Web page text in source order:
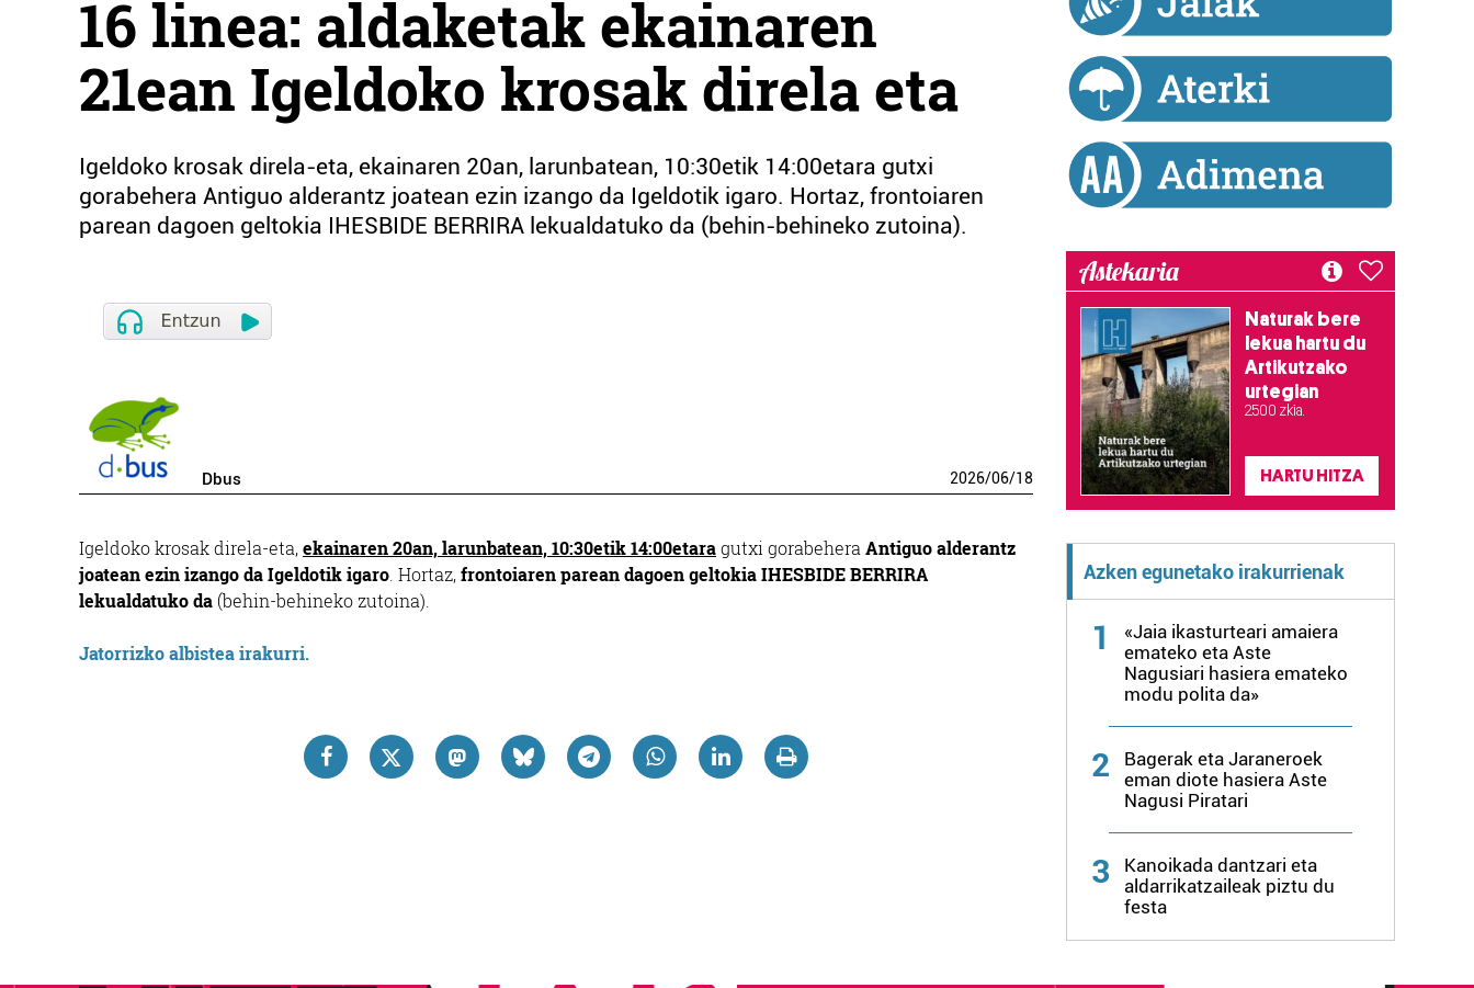
16 linea: aldaketak ekainaren
21ean Igeldoko krosak direla eta
Igeldoko krosak direla-eta, ekainaren 20an, larunbatean, 10:30etik 14:00etara gutxi
gorabehera Antiguo alderantz joatean ezin izango da Igeldotik igaro. Hortaz, frontoiaren
parean dagoen geltokia IHESBIDE BERRIRA lekualdatuko da (behin-behineko zutoina).
Dbus 2026/06/18
Igeldoko krosak direla-eta,ekainaren 20an, larunbatean, 10:30etik 14:00etaragutxi gorabehera Antiguo alderantz
joatean ezin izango da Igeldotik igaro . Hortaz,frontoiaren parean dagoen geltokia IHESBIDE BERRIRA
lekualdatuko da(behin-behineko zutoina).
Jatorrizko albistea irakurri.
Astekaria
Naturak bere
lekua hartu du
Artikutzako
urtegian
2.500 zkia.
HARTU HITZA
Azken egunetako irakurrienak
1
«Jaia ikasturteari amaiera
emateko eta Aste
Nagusiari hasiera emateko
modu polita da»
2
Bagerak eta Jaraneroek
eman diote hasiera Aste
Nagusi Piratari
3
Kanoikada dantzari eta
aldarrikatzaileak piztu du
festa